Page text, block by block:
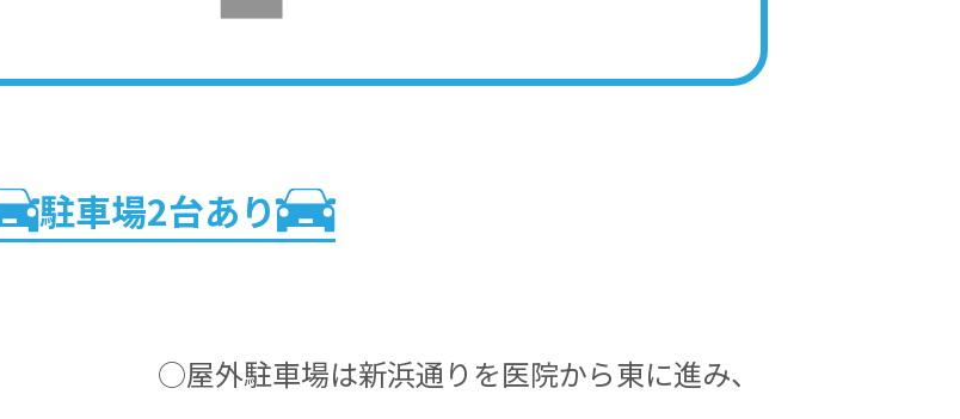
駐車場2台あり
○屋外駐車場は新浜通りを医院から東に進み、